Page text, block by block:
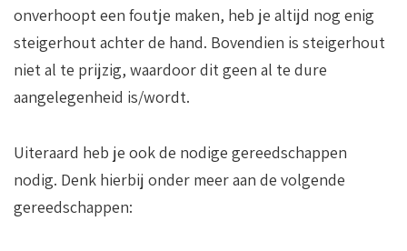
onverhoopt een foutje maken, heb je altijd nog enig
steigerhout achter de hand. Bovendien is steigerhout
niet al te prijzig, waardoor dit geen al te dure
aangelegenheid is/wordt.
Uiteraard heb je ook de nodige gereedschappen
nodig. Denk hierbij onder meer aan de volgende
gereedschappen: